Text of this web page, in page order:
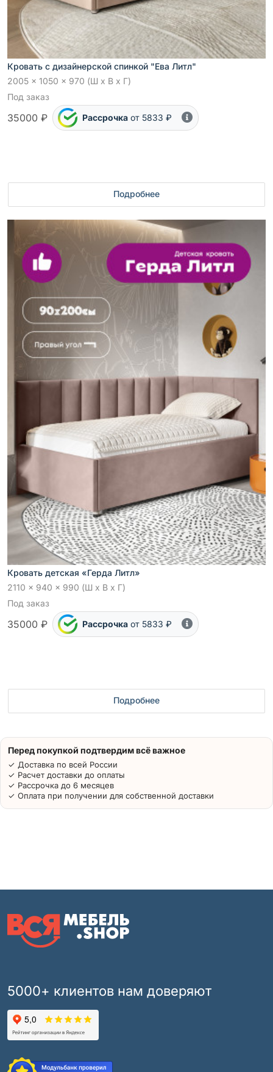
Кровать с дизайнерской спинкой "Ева Литл"
2005 x 1050 x 970 (Ш x В x Г)
Под заказ
35000 ₽ Рассрочка от 5833 ₽
Подробнее
Кровать детская «Герда Литл»
2110 x 940 x 990 (Ш x В x Г)
Под заказ
35000 ₽ Рассрочка от 5833 ₽
Подробнее
Перед покупкой подтвердим всё важное
✓ Доставка по всей России
✓ Расчет доставки до оплаты
✓ Рассрочка до 6 месяцев
✓ Оплата при получении для собственной доставки
5000+ клиентов нам доверяют